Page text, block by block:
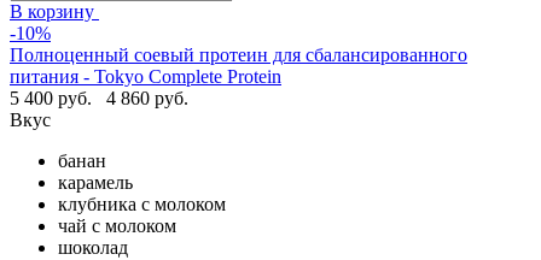
В корзину
-10%
Полноценный соевый протеин для сбалансированного
питания - Tokyo Complete Protein
5 400 руб.
4 860 руб.
Вкус
банан
карамель
клубника с молоком
чай с молоком
шоколад